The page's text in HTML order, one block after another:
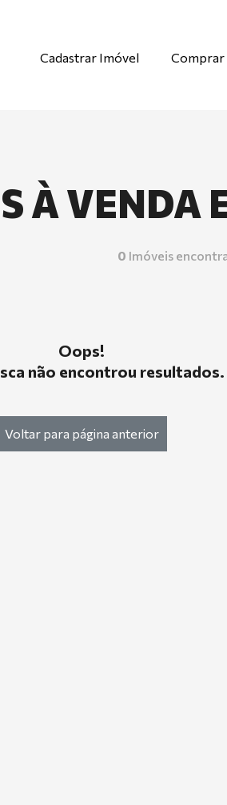
Cadastrar Imóvel Comprar
À VENDA
0 Imóveis
Oops!
não encontrou resultados.
Voltar para página anterior